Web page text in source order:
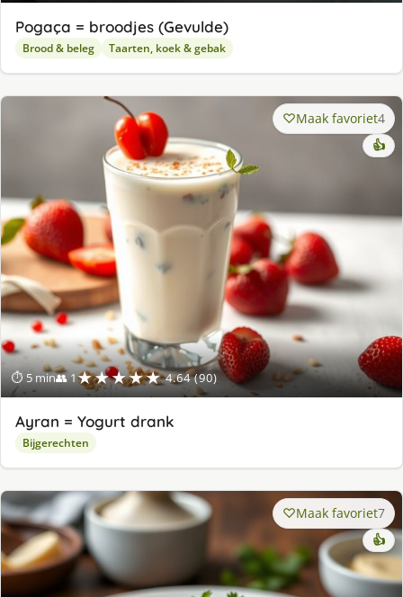
Pogaça = broodjes (Gevulde)
Brood & beleg Taarten, koek & gebak
⏱ 5 min👥 1★★★★★ 4.64 (90)
Maak favoriet4
👍
Ayran = Yogurt drank
Bijgerechten
Maak favoriet7
👍